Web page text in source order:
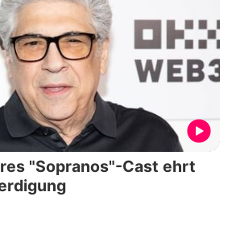
"Sopranos"-Cast ehrt